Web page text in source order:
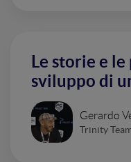
Le storie e
sviluppo di
Gerardo
Trinity